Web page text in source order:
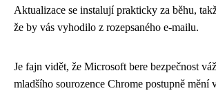
Aktualizace se instalují prakticky za běhu,
že by vás vyhodilo z rozepsaného e-mailu.
Je fajn vidět, že Microsoft bere bezpečnost
mladšího sourozence Chrome postupně mění